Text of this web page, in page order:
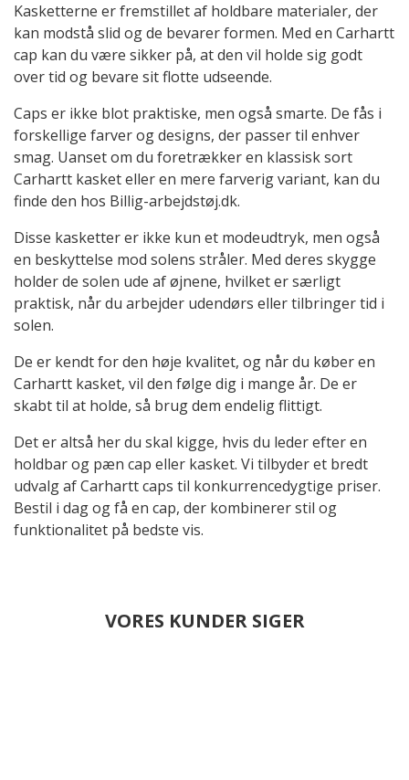
Kasketterne er fremstillet af holdbare materialer, der
kan modstå slid og de bevarer formen. Med en Carhartt
cap kan du være sikker på, at den vil holde sig godt
over tid og bevare sit flotte udseende.
Caps er ikke blot praktiske, men også smarte. De fås i
forskellige farver og designs, der passer til enhver
smag. Uanset om du foretrækker en klassisk sort
Carhartt kasket eller en mere farverig variant, kan du
finde den hos Billig-arbejdstøj.dk.
Disse kasketter er ikke kun et modeudtryk, men også
en beskyttelse mod solens stråler. Med deres skygge
holder de solen ude af øjnene, hvilket er særligt
praktisk, når du arbejder udendørs eller tilbringer tid i
solen.
De er kendt for den høje kvalitet, og når du køber en
Carhartt kasket, vil den følge dig i mange år. De er
skabt til at holde, så brug dem endelig flittigt.
Det er altså her du skal kigge, hvis du leder efter en
holdbar og pæn cap eller kasket. Vi tilbyder et bredt
udvalg af Carhartt caps til konkurrencedygtige priser.
Bestil i dag og få en cap, der kombinerer stil og
funktionalitet på bedste vis.
VORES KUNDER SIGER